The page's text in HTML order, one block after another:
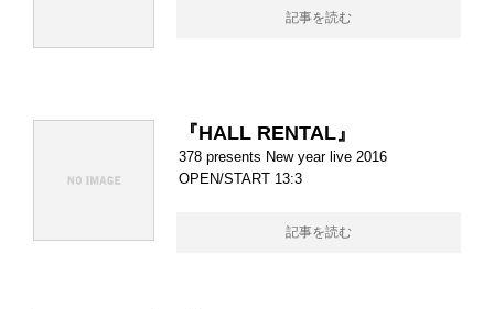
記事を読む
『HALL RENTAL』
378 presents New year live 2016
OPEN/START 13:3
記事を読む